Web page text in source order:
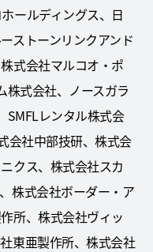
ールディングス、日
ストーンリンクアンド
式会社マルコオ・ポ
株式会社、ノースガラ
SMFLレンタル株式会
会社中部技研、株式会
クス、株式会社スカ
株式会社ボーダー・ア
所、株式会社ヴィッ
東亜製作所、株式会社